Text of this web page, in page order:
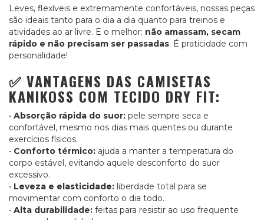
Leves, flexíveis e extremamente confortáveis, nossas peças
são ideais tanto para o dia a dia quanto para treinos e
atividades ao ar livre. E o melhor: não amassam, secam
rápido e não precisam ser passadas. É praticidade com
personalidade!
✅ VANTAGENS DAS CAMISETAS
KANIKOSS COM TECIDO DRY FIT:
• Absorção rápida do suor: pele sempre seca e
confortável, mesmo nos dias mais quentes ou durante
exercícios físicos.
• Conforto térmico: ajuda a manter a temperatura do
corpo estável, evitando aquele desconforto do suor
excessivo.
• Leveza e elasticidade: liberdade total para se
movimentar com conforto o dia todo.
• Alta durabilidade: feitas para resistir ao uso frequente